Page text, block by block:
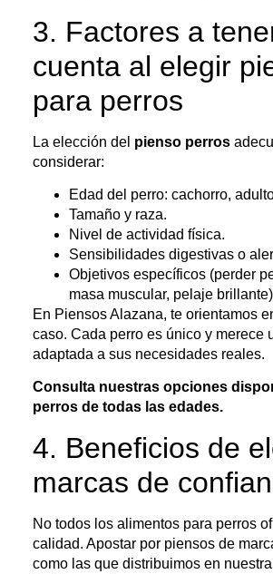
3. Factores a
cuenta al elegir
para perros
La elección del pienso perros
considerar:
Edad del perro: cachorro,
Tamaño y raza.
Nivel de actividad física.
Sensibilidades digestivas o
Objetivos específicos (perder
masa muscular, pelaje
En Piensos Alazana, te orientamos
caso. Cada perro es único y merece
adaptada a sus necesidades reales.
Consulta nuestras opciones
perros de todas las edades.
4. Beneficios de
marcas de
No todos los alimentos para perros
calidad. Apostar por piensos de
como las que distribuimos en